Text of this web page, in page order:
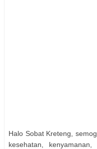
Halo Sobat Kreteng,
kesehatan,